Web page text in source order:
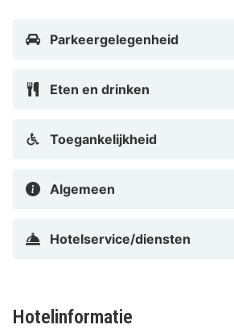
Parkeergelegenheid
Eten en drinken
Toegankelijkheid
Algemeen
Hotelservice/diensten
Hotelinformatie